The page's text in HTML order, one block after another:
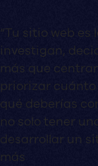
“Tu sitio web
investigan,
más que
priorizar
qué deberías
no solo tener
desarrollar un
más